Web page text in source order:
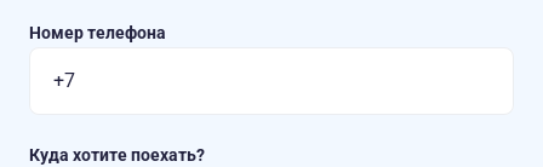
Номер телефона
Куда хотите поехать?